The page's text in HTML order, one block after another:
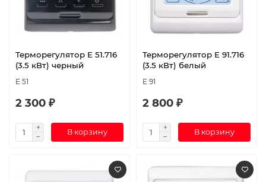
Терморегулятор E 51.716
(3.5 кВт) черный
E 51
2 300 ₽
В корзину
Терморегулятор E 91.716
(3.5 кВт) белый
E 91
2 800 ₽
В корзину